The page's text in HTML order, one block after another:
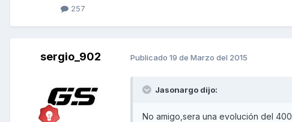
257
sergio_902 Publicado 19 de Marzo del 2015
Jasonargo dijo:
No amigo,sera una evolución del 400